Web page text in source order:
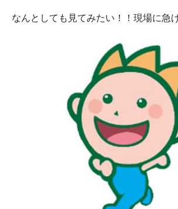
なんとしても見てみたい！！現場に急